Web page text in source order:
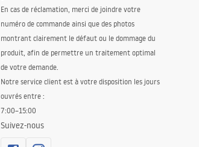
En cas de réclamation, merci de joindre votre
numéro de commande ainsi que des photos
montrant clairement le défaut ou le dommage du
produit, afin de permettre un traitement optimal
de votre demande.
Notre service client est à votre disposition les jours
ouvrés entre :
7:00–15:00
Suivez-nous